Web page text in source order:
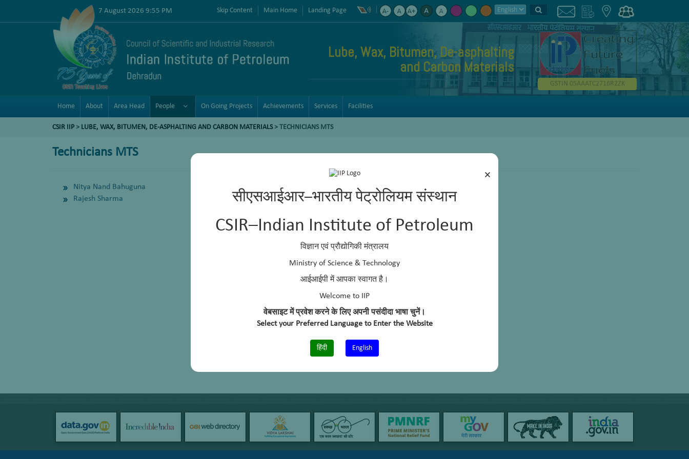
×
सीएसआईआर–भारतीय पेट्रोलियम संस्थान
CSIR–Indian Institute of Petroleum
विज्ञान एवं प्रौद्योगिकी मंत्रालय
Ministry of Science & Technology
आईआईपी में आपका स्वागत है।
Welcome to IIP
वेबसाइट में प्रवेश करने के लिए अपनी पसंदीदा भाषा चुनें।
Select your Preferred Language to Enter the Website
हिंदी English
7 August 2026 9:55 PM Skip Content Main Home Landing Page
Lube, Wax, Bitumen, De-asphalting
and Carbon Materials
GSTIN 05AAATC2716R2ZK
Home About Area Head People On Going Projects Achievements Services Facilities
CSIR IIP > LUBE, WAX, BITUMEN, DE-ASPHALTING AND CARBON MATERIALS> TECHNICIANS MTS
Technicians MTS
Nitya Nand Bahuguna
Rajesh Sharma